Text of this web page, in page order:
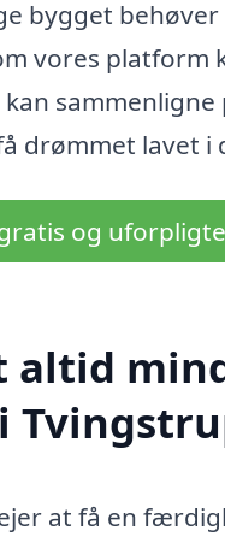
bygget
vores
drømmet lavet
og
altid
at få en